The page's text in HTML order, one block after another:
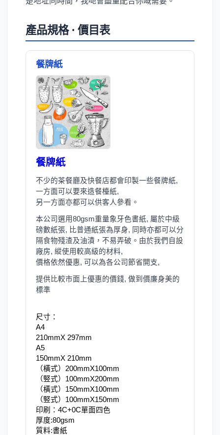
產品規格 · 價目表
餐牌紙
餐牌紙
不少的茶餐廳及快餐店都會印製一些餐牌紙,
一方面可以要來造餐檯紙,
另一方面亦都可以供客人參看。
本公司選用80gsm重量象牙色書紙, 屬於中級
磅數紙張, 比普通紙張為厚身, 同時亦都可以分
隔食物殘渣及油漬，不易弄破。 由於我們自設
廠房, 縱使用較高級的材料,
價格依然優惠, 可以為各公司節省開支,
提供比較市面上優惠的價錢, 做到價廉身美的
標準
尺寸：
A4
210mmX 297mm
A5
150mmX 210mm
（橫式）200mmX100mm
（竪式）100mmX200mm
（橫式）150mmX100mm
（竪式）100mmX150mm
印刷：4C+0C單面四色
厚度:80gsm
質料:書紙